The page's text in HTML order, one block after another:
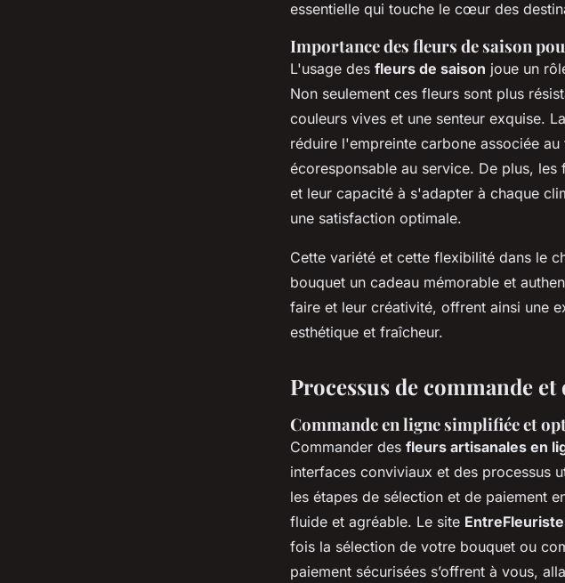
essentielle qui touche le cœur des
Importance des fleurs de saison
L'usage des fleurs de saison joue un
Non seulement ces fleurs sont plus
couleurs vives et une senteur exquise.
réduire l'empreinte carbone associée
écoresponsable au service. De plus,
et leur capacité à s'adapter à chaque
une satisfaction optimale.
Cette variété et cette flexibilité dans le
bouquet un cadeau mémorable et
faire et leur créativité, offrent ainsi une
esthétique et fraîcheur.
Processus de commande
Commande en ligne simplifiée et
Commander des fleurs artisanales en
interfaces conviviaux et des processus
les étapes de sélection et de paiement
fluide et agréable. Le site
fois la sélection de votre bouquet ou
paiement sécurisées s’offrent à vous,